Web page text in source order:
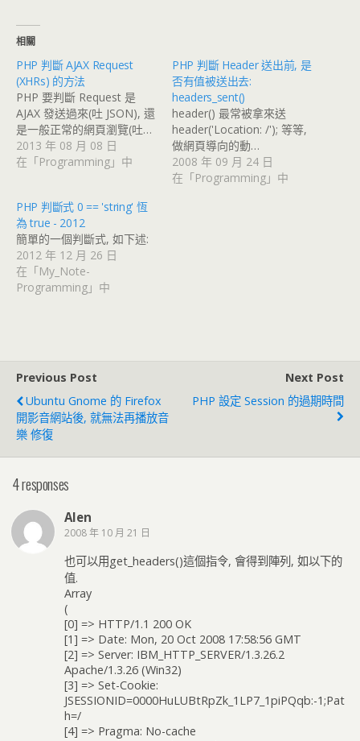
相關
PHP 判斷 AJAX Request
(XHRs) 的方法
PHP 要判斷 Request 是
AJAX 發送過來(吐 JSON), 還
是一般正常的網頁瀏覽(吐…
2013 年 08 月 08 日
在「Programming」中
PHP 判斷 Header 送出前, 是
否有值被送出去:
headers_sent()
header() 最常被拿來送
header('Location: /'); 等等,
做網頁導向的動…
2008 年 09 月 24 日
在「Programming」中
PHP 判斷式 0 == 'string' 恆
為 true - 2012
簡單的一個判斷式, 如下述:
2012 年 12 月 26 日
在「My_Note-
Programming」中
Previous Post
Ubuntu Gnome 的 Firefox
開影音網站後, 就無法再播放音
樂 修復
Next Post
PHP 設定 Session 的過期時間
4 responses
Alen
2008 年 10 月 21 日
也可以用get_headers()這個指令, 會得到陣列, 如以下的
值.
Array
(
[0] => HTTP/1.1 200 OK
[1] => Date: Mon, 20 Oct 2008 17:58:56 GMT
[2] => Server: IBM_HTTP_SERVER/1.3.26.2
Apache/1.3.26 (Win32)
[3] => Set-Cookie:
JSESSIONID=0000HuLUBtRpZk_1LP7_1piPQqb:-1;Pat
h=/
[4] => Pragma: No-cache